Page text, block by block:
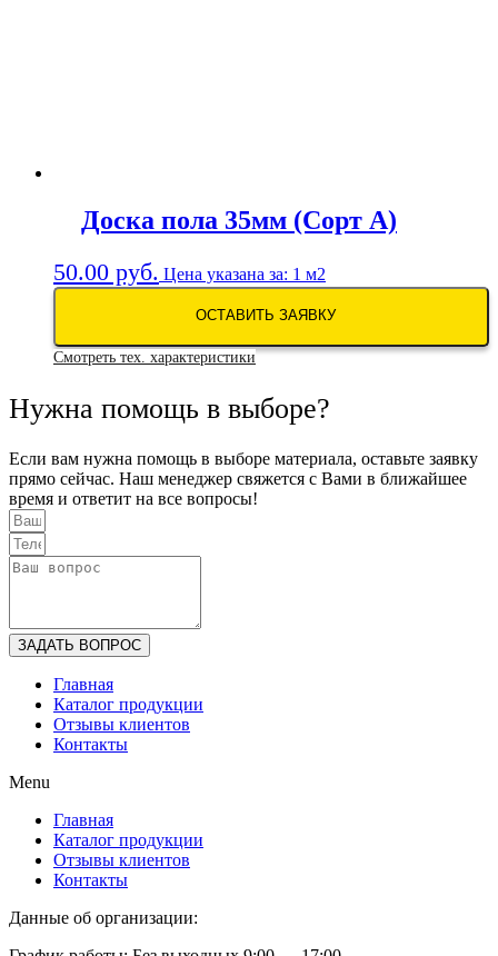
Доска пола 35мм (Сорт А)
50.00 руб. Цена указана за: 1 м2
ОСТАВИТЬ ЗАЯВКУ
Смотреть тех. характеристики
Нужна помощь в выборе?
Если вам нужна помощь в выборе материала, оставьте заявку
прямо сейчас. Наш менеджер свяжется с Вами в ближайшее
время и ответит на все вопросы!
ЗАДАТЬ ВОПРОС
Главная
Каталог продукции
Отзывы клиентов
Контакты
Menu
Главная
Каталог продукции
Отзывы клиентов
Контакты
Данные об организации: